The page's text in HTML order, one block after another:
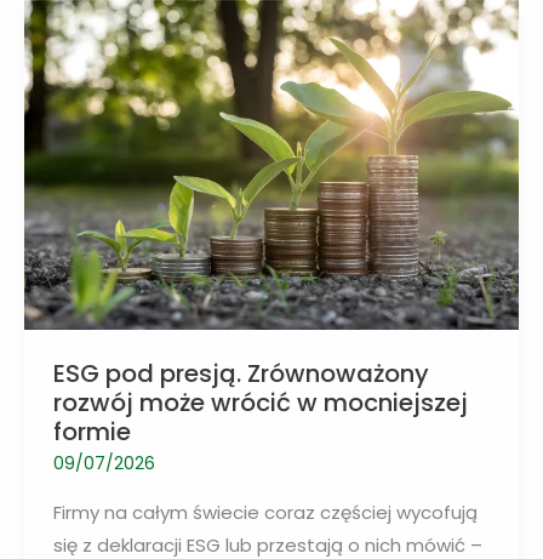
cele
ESG.
Potrzebne
są
jednak
jasne
zasady
ESG pod presją. Zrównoważony
rozwój może wrócić w mocniejszej
formie
09/07/2026
Firmy na całym świecie coraz częściej wycofują
się z deklaracji ESG lub przestają o nich mówić –